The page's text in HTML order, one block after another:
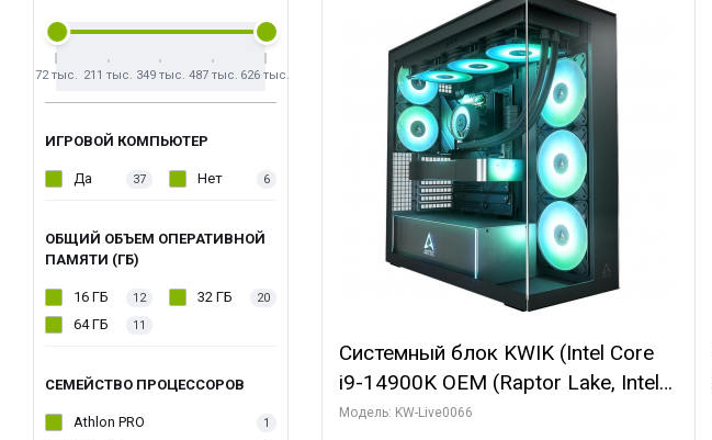
72 тыс. 211 тыс. 349 тыс. 487 тыс. 626 тыс.
ИГРОВОЙ КОМПЬЮТЕР
Да 37 Нет 6
ОБЩИЙ ОБЪЕМ ОПЕРАТИВНОЙ
ПАМЯТИ (ГБ)
16 ГБ 12 32 ГБ 20
64 ГБ 11
СЕМЕЙСТВО ПРОЦЕССОРОВ
Athlon PRO 1
Системный блок KWIK (Intel Core
i9-14900K OEM (Raptor Lake, Intel
7, C24 16EC/8PC/ 64 ГБ ОЗУ (2
Модель: KW-Live0066